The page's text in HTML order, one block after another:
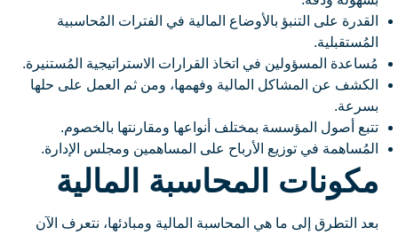
القدرة على التنبؤ بالأوضاع المالية في الفترات المُحاسبية
المُستقبلية.
مُساعدة المسؤولين في اتخاذ القرارات الاستراتيجية المُستنيرة.
الكشف عن المشاكل المالية وفهمها، ومن ثم العمل على حلها
بسرعة.
تتبع أصول المؤسسة بمختلف أنواعها ومقارنتها بالخصوم.
المُساهمة في توزيع الأرباح على المساهمين ومجلس الإدارة.
مكونات المحاسبة المالية
بعد التطرق إلى ما هي المحاسبة المالية ومبادئها، نتعرف الآن